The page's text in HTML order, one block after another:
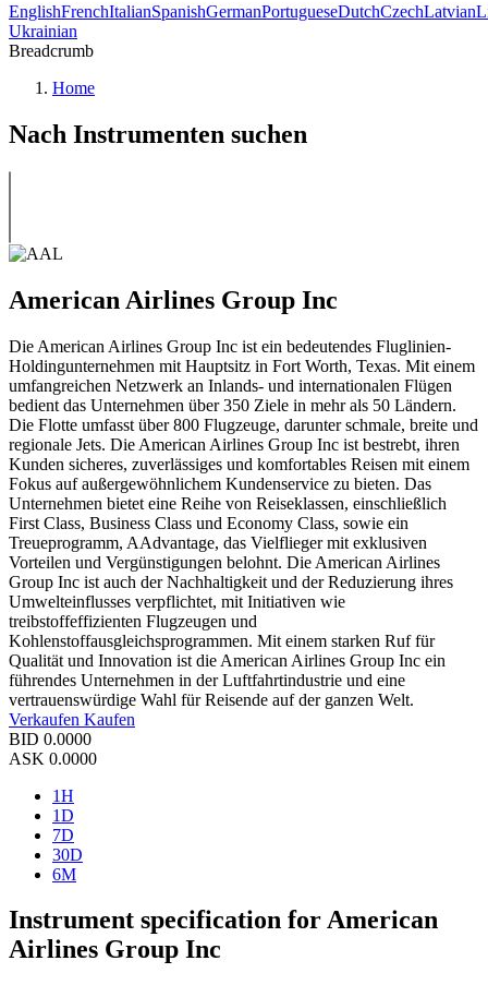
EnglishFrenchItalianSpanishGermanPortugueseDutchCzechLatvian
Ukrainian
Breadcrumb
Home
Nach Instrumenten suchen
American Airlines Group Inc
Die American Airlines Group Inc ist ein bedeutendes Fluglinien-
Holdingunternehmen mit Hauptsitz in Fort Worth, Texas. Mit einem
umfangreichen Netzwerk an Inlands- und internationalen Flügen
bedient das Unternehmen über 350 Ziele in mehr als 50 Ländern.
Die Flotte umfasst über 800 Flugzeuge, darunter schmale, breite und
regionale Jets. Die American Airlines Group Inc ist bestrebt, ihren
Kunden sicheres, zuverlässiges und komfortables Reisen mit einem
Fokus auf außergewöhnlichem Kundenservice zu bieten. Das
Unternehmen bietet eine Reihe von Reiseklassen, einschließlich
First Class, Business Class und Economy Class, sowie ein
Treueprogramm, AAdvantage, das Vielflieger mit exklusiven
Vorteilen und Vergünstigungen belohnt. Die American Airlines
Group Inc ist auch der Nachhaltigkeit und der Reduzierung ihres
Umwelteinflusses verpflichtet, mit Initiativen wie
treibstoffeffizienten Flugzeugen und
Kohlenstoffausgleichsprogrammen. Mit einem starken Ruf für
Qualität und Innovation ist die American Airlines Group Inc ein
führendes Unternehmen in der Luftfahrtindustrie und eine
vertrauenswürdige Wahl für Reisende auf der ganzen Welt.
Verkaufen Kaufen
BID 0.0000
ASK 0.0000
1H
1D
7D
30D
6M
Instrument specification for American
Airlines Group Inc